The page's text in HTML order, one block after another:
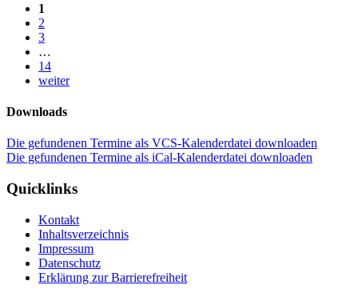
1
2
3
…
14
weiter
Downloads
Die gefundenen Termine als VCS-Kalenderdatei downloaden
Die gefundenen Termine als iCal-Kalenderdatei downloaden
Quicklinks
Kontakt
Inhaltsverzeichnis
Impressum
Datenschutz
Erklärung zur Barrierefreiheit